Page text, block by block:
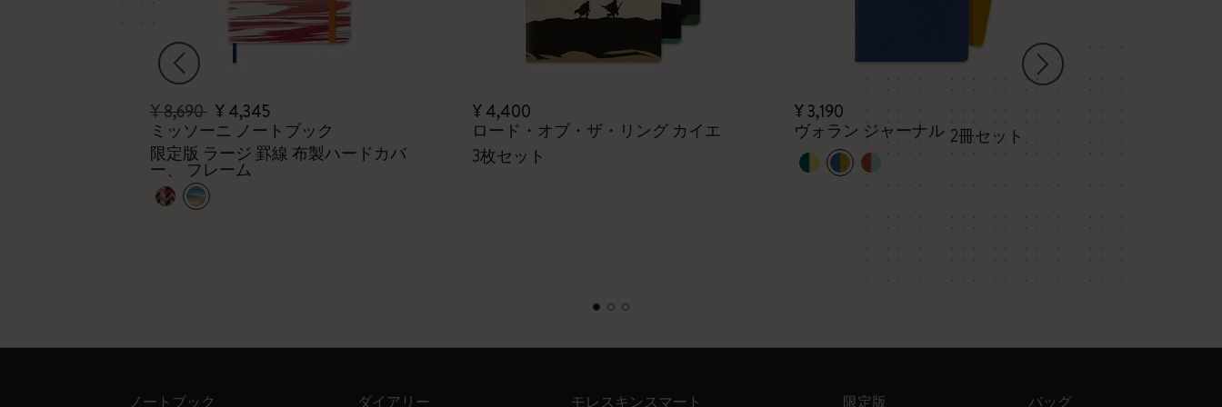
¥ 8,690 ¥ 4,345
ミッソーニ ノートブック
限定版 ラージ 罫線 布製ハードカバ
ー、 フレーム
¥ 4,400
ロード・オブ・ザ・リング カイエ
3枚セット
¥ 3,190
ヴォラン ジャーナル 2冊セット
ノートブック ダイアリー モレスキンスマート 限定版 バッグ